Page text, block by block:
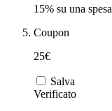
15% su una
Coupon
25€
Salva
Verificato